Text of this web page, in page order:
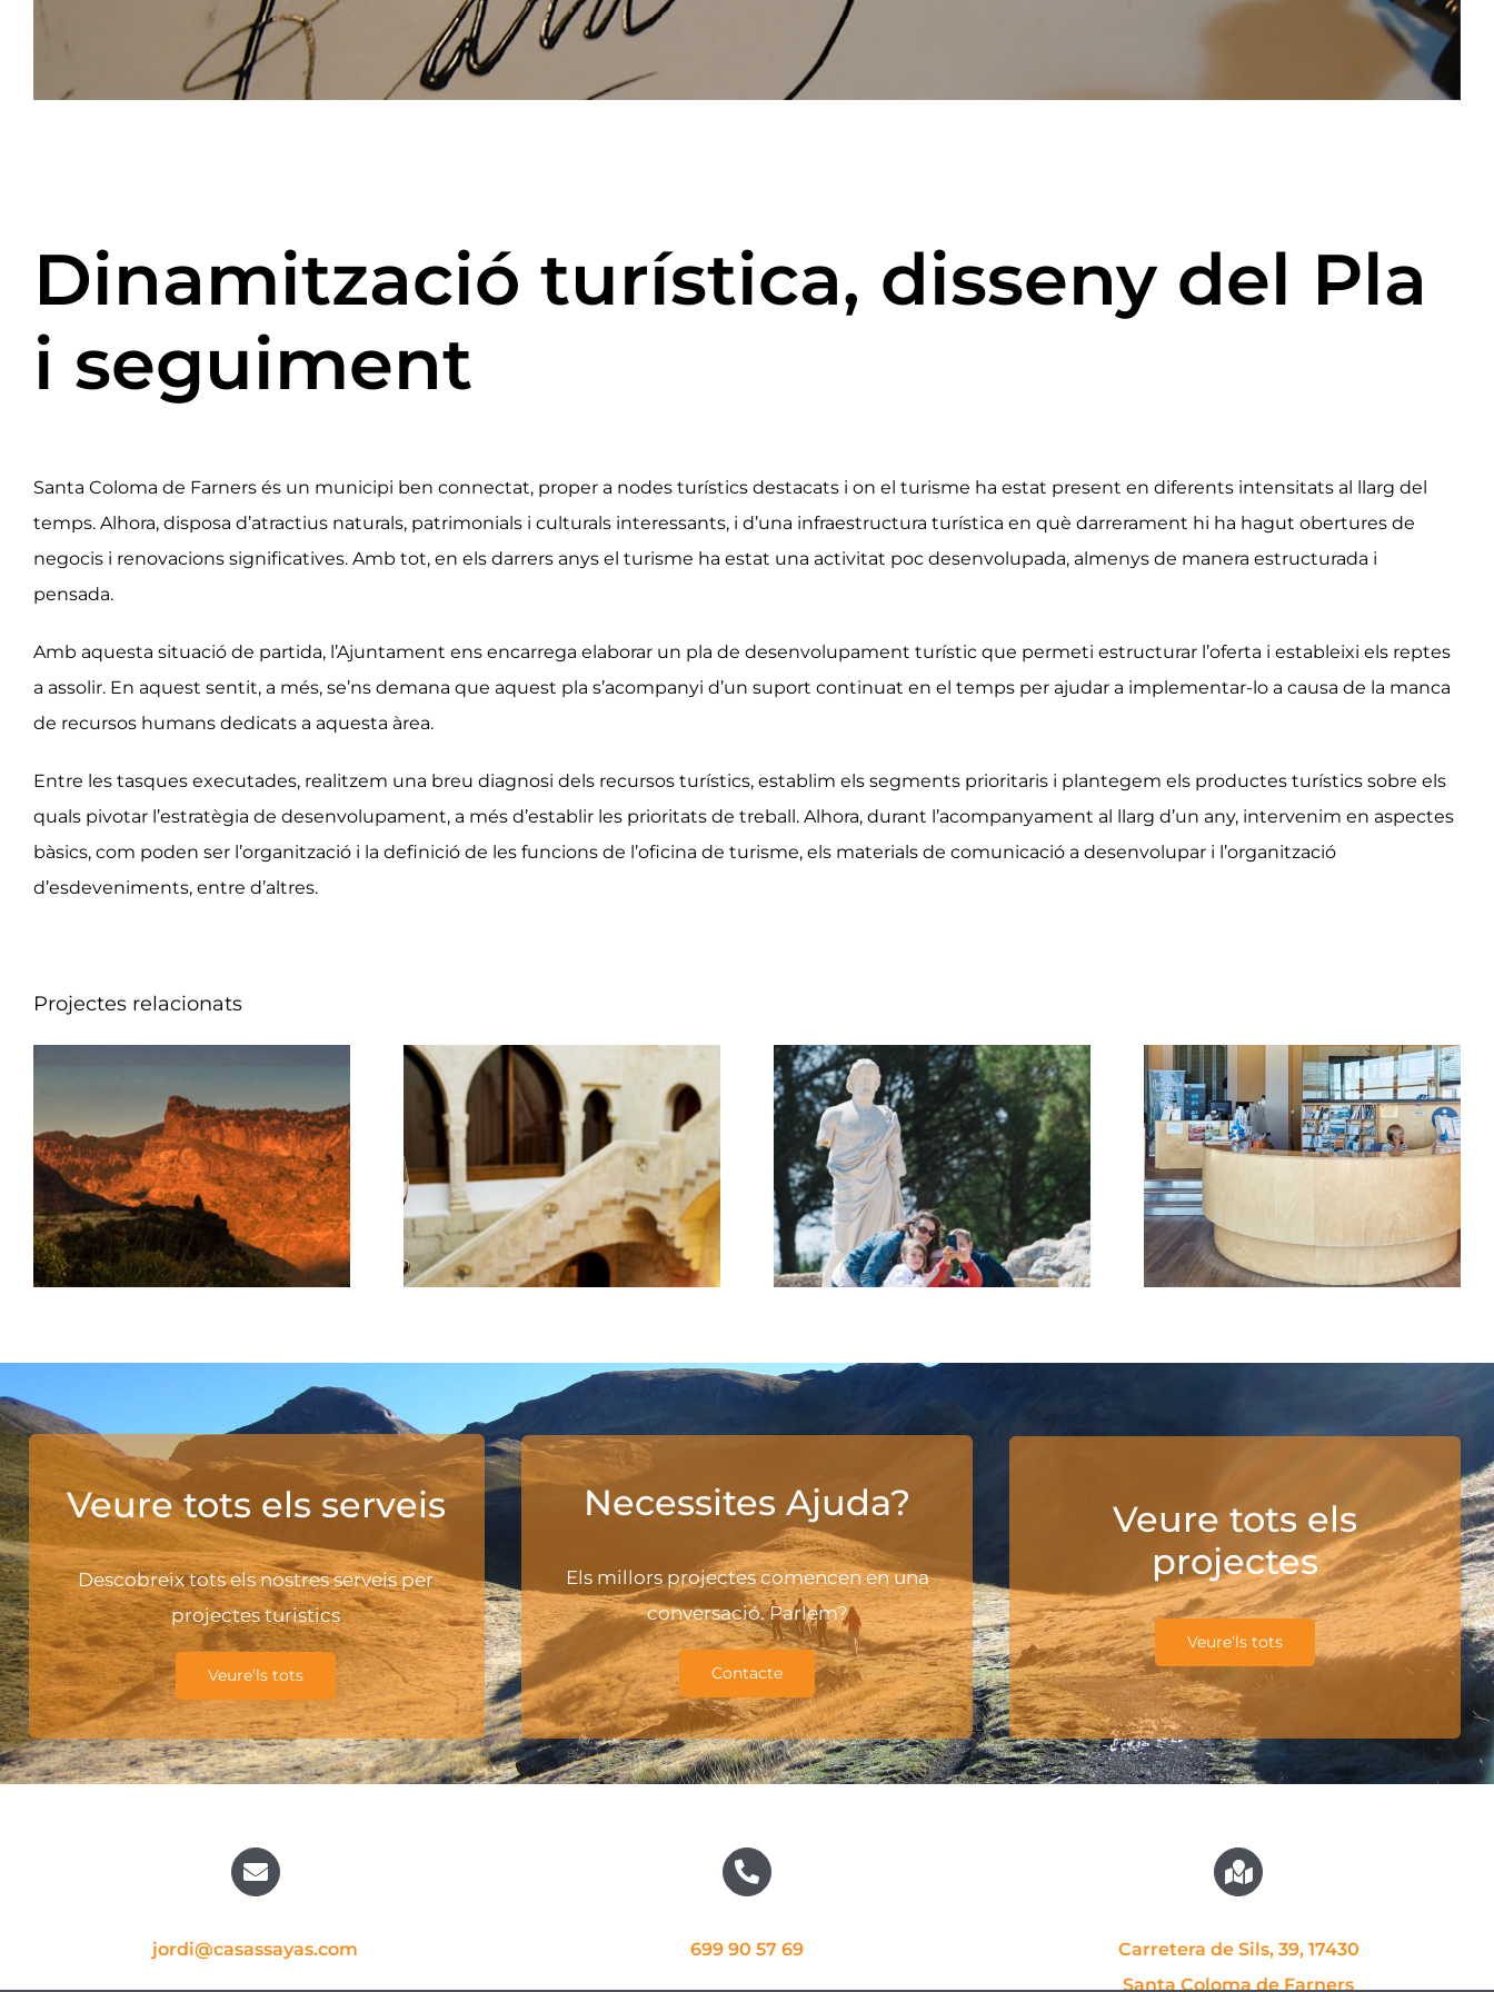
Dinamització turística, disseny del Pla
i seguiment
Santa Coloma de Farners és un municipi ben connectat, proper a nodes turístics destacats i on el turisme ha estat present en diferents intensitats al llarg del
temps. Alhora, disposa d’atractius naturals, patrimonials i culturals interessants, i d’una infraestructura turística en què darrerament hi ha hagut obertures de
negocis i renovacions significatives. Amb tot, en els darrers anys el turisme ha estat una activitat poc desenvolupada, almenys de manera estructurada i
pensada.
Amb aquesta situació de partida, l’Ajuntament ens encarrega elaborar un pla de desenvolupament turístic que permeti estructurar l’oferta i estableixi els reptes
a assolir. En aquest sentit, a més, se’ns demana que aquest pla s’acompanyi d’un suport continuat en el temps per ajudar a implementar-lo a causa de la manca
de recursos humans dedicats a aquesta àrea.
Entre les tasques executades, realitzem una breu diagnosi dels recursos turístics, establim els segments prioritaris i plantegem els productes turístics sobre els
quals pivotar l’estratègia de desenvolupament, a més d’establir les prioritats de treball. Alhora, durant l’acompanyament al llarg d’un any, intervenim en aspectes
bàsics, com poden ser l’organització i la definició de les funcions de l’oficina de turisme, els materials de comunicació a desenvolupar i l’organització
d’esdeveniments, entre d’altres.
Projectes relacionats
Veure tots els serveis
Descobreix tots els nostres serveis per
projectes turistics
Veure’ls tots
Necessites Ajuda?
Els millors projectes comencen en una
conversació. Parlem?
Contacte
Veure tots els
projectes
Veure’ls tots
jordi@casassayas.com 699 90 57 69
Carretera de Sils, 39, 17430
Santa Coloma de Farners